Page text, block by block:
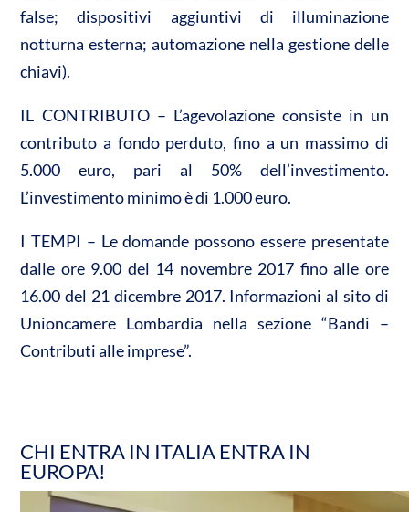
false; dispositivi aggiuntivi di illuminazione
notturna esterna; automazione nella gestione delle
chiavi).
IL CONTRIBUTO – L’agevolazione consiste in un
contributo a fondo perduto, fino a un massimo di
5.000 euro, pari al 50% dell’investimento.
L’investimento minimo è di 1.000 euro.
I TEMPI – Le domande possono essere presentate
dalle ore 9.00 del 14 novembre 2017 fino alle ore
16.00 del 21 dicembre 2017. Informazioni al sito di
Unioncamere Lombardia nella sezione “Bandi –
Contributi alle imprese”.
CHI ENTRA IN ITALIA ENTRA IN
EUROPA!